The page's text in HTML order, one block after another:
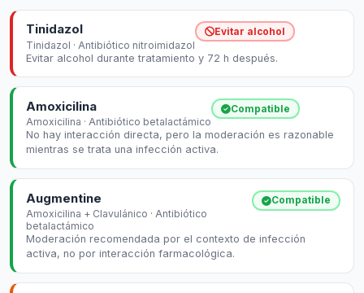
Tinidazol
Tinidazol · Antibiótico nitroimidazol
Evitar alcohol
Evitar alcohol durante tratamiento y 72 h después.
Amoxicilina
Amoxicilina · Antibiótico betalactámico
Compatible
No hay interacción directa, pero la moderación es razonable
mientras se trata una infección activa.
Augmentine
Amoxicilina + Clavulánico · Antibiótico
betalactámico
Compatible
Moderación recomendada por el contexto de infección
activa, no por interacción farmacológica.